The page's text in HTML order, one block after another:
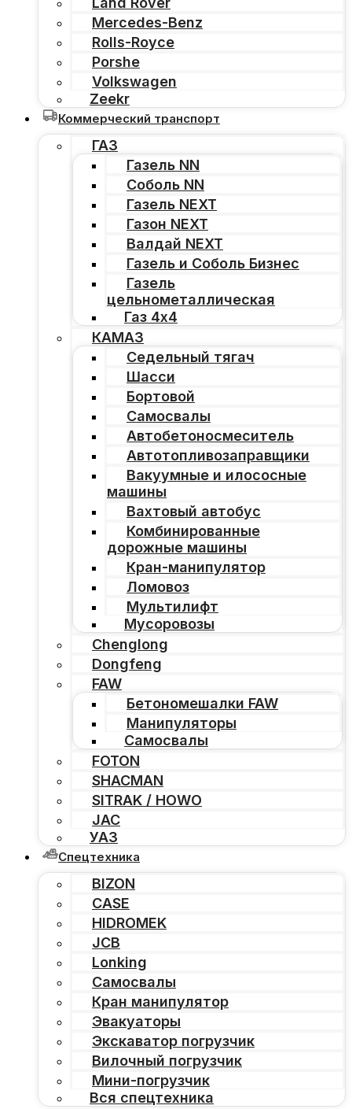
Mercedes-Benz
Rolls-Royce
Porshe
Volkswagen
Zeekr
Коммерческий транспорт
ГАЗ
Газель NN
Соболь NN
Газель NEXT
Газон NEXT
Валдай NEXT
Газель и Соболь Бизнес
Газель
цельнометаллическая
Газ 4х4
КАМАЗ
Седельный тягач
Шасси
Бортовой
Самосвалы
Автобетоносмеситель
Автотопливозаправщики
Вакуумные и илососные
машины
Вахтовый автобус
Комбинированные
дорожные машины
Кран-манипулятор
Ломовоз
Мультилифт
Мусоровозы
Chenglong
Dongfeng
FAW
Бетономешалки FAW
Манипуляторы
Самосвалы
FOTON
SHACMAN
SITRAK / HOWO
JAC
УАЗ
Спецтехника
BIZON
CASE
HIDROMEK
JCB
Lonking
Самосвалы
Кран манипулятор
Эвакуаторы
Экскаватор погрузчик
Вилочный погрузчик
Мини-погрузчик
Вся спецтехника